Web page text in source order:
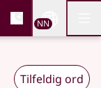
og
NN
Tilfeldig ord